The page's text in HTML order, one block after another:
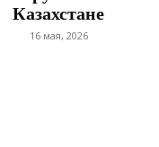
Казахстане
16 мая, 2026